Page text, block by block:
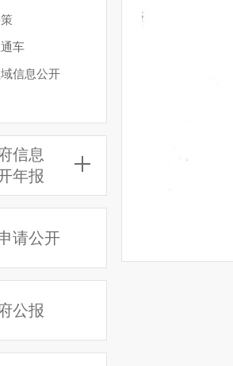
车
信息公开
信息
年报
请公开
公报